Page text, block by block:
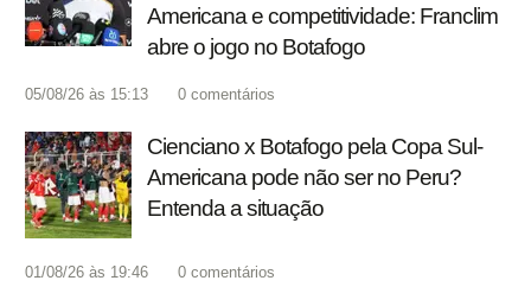
Americana e competitividade: Franclim
abre o jogo no Botafogo
05/08/26 às 15:13 0 comentários
Cienciano x Botafogo pela Copa Sul-
Americana pode não ser no Peru?
Entenda a situação
01/08/26 às 19:46 0 comentários